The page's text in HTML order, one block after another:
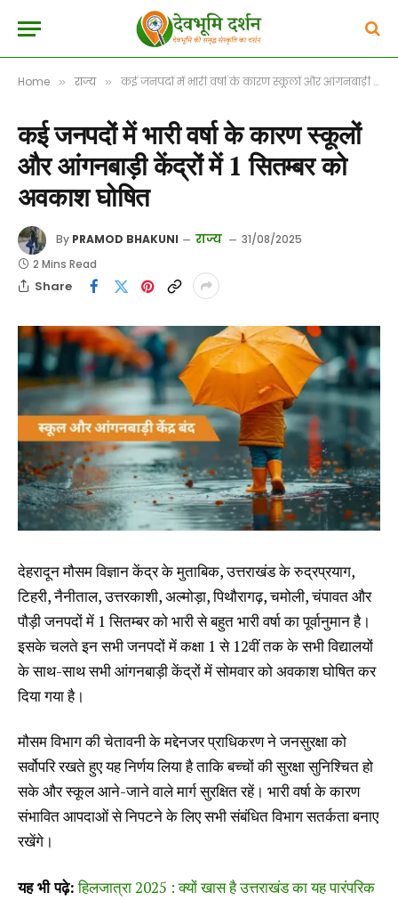
Home » राज्य » कई जनपदों में भारी वर्षा के कारण स्कूलों और आंगनबाड़ी केंद्रों में 1 सितम्बर को अवकाश घोषित
कई जनपदों में भारी वर्षा के कारण स्कूलों
और आंगनबाड़ी केंद्रों में 1 सितम्बर को
अवकाश घोषित
By PRAMOD BHAKUNI राज्य
31/08/2025
2 Mins Read
Share
देहरादून मौसम विज्ञान केंद्र के मुताबिक, उत्तराखंड के रुद्रप्रयाग,
टिहरी, नैनीताल, उत्तरकाशी, अल्मोड़ा, पिथौरागढ़, चमोली, चंपावत और
पौड़ी जनपदों में 1 सितम्बर को भारी से बहुत भारी वर्षा का पूर्वानुमान है।
इसके चलते इन सभी जनपदों में कक्षा 1 से 12वीं तक के सभी विद्यालयों
के साथ-साथ सभी आंगनबाड़ी केंद्रों में सोमवार को अवकाश घोषित कर
दिया गया है।
मौसम विभाग की चेतावनी के मद्देनजर प्राधिकरण ने जनसुरक्षा को
सर्वोपरि रखते हुए यह निर्णय लिया है ताकि बच्चों की सुरक्षा सुनिश्चित हो
सके और स्कूल आने-जाने वाले मार्ग सुरक्षित रहें। भारी वर्षा के कारण
संभावित आपदाओं से निपटने के लिए सभी संबंधित विभाग सतर्कता बनाए
रखेंगे।
यह भी पढ़े: हिलजात्रा 2025 : क्यों खास है उत्तराखंड का यह पारंपरिक